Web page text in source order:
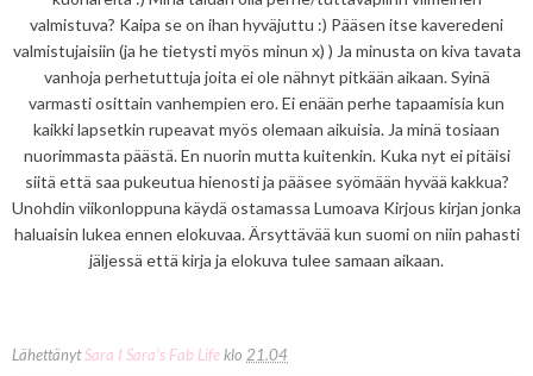
valmistuva? Kaipa se on ihan hyväjuttu :) Pääsen itse kaveredeni
valmistujaisiin (ja he tietysti myös minun x) ) Ja minusta on kiva tavata
vanhoja perhetuttuja joita ei ole nähnyt pitkään aikaan. Syinä
varmasti osittain vanhempien ero. Ei enään perhe tapaamisia kun
kaikki lapsetkin rupeavat myös olemaan aikuisia. Ja minä tosiaan
nuorimmasta päästä. En nuorin mutta kuitenkin. Kuka nyt ei pitäisi
siitä että saa pukeutua hienosti ja pääsee syömään hyvää kakkua?
Unohdin viikonloppuna käydä ostamassa Lumoava Kirjous kirjan jonka
haluaisin lukea ennen elokuvaa. Ärsyttävää kun suomi on niin pahasti
jäljessä että kirja ja elokuva tulee samaan aikaan.
LähettänytSara I Sara's Fab Lifeklo 21.04